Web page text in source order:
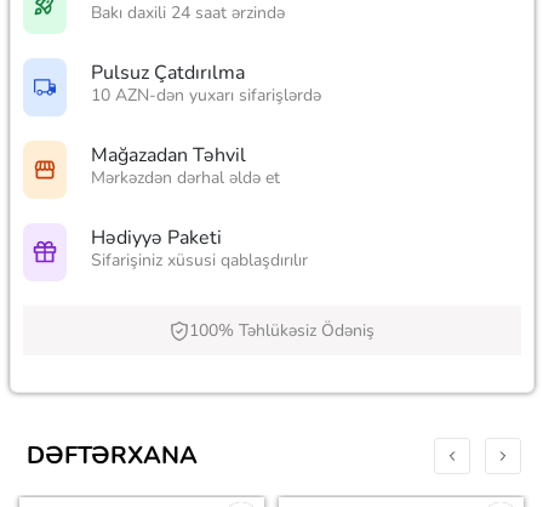
Bakı daxili 24 saat ərzində
Pulsuz Çatdırılma
10 AZN-dən yuxarı sifarişlərdə
Mağazadan Təhvil
Mərkəzdən dərhal əldə et
Hədiyyə Paketi
Sifarişiniz xüsusi qablaşdırılır
100% Təhlükəsiz Ödəniş
DƏFTƏRXANA